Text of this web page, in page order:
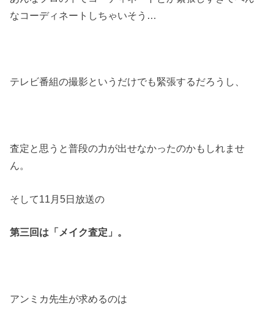
なコーディネートしちゃいそう …
テレビ番組の撮影というだけでも緊張するだろうし、
査定と思うと普段の力が出せなかったのかもしれませ
ん。
そして11 月 5日放送の
第三回は「メイク査定」。
アンミカ先生が求めるのは